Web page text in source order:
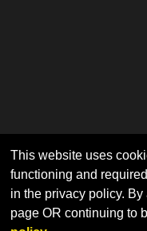
Home
This website uses
functioning and
in the privacy policy.
page OR continuing to